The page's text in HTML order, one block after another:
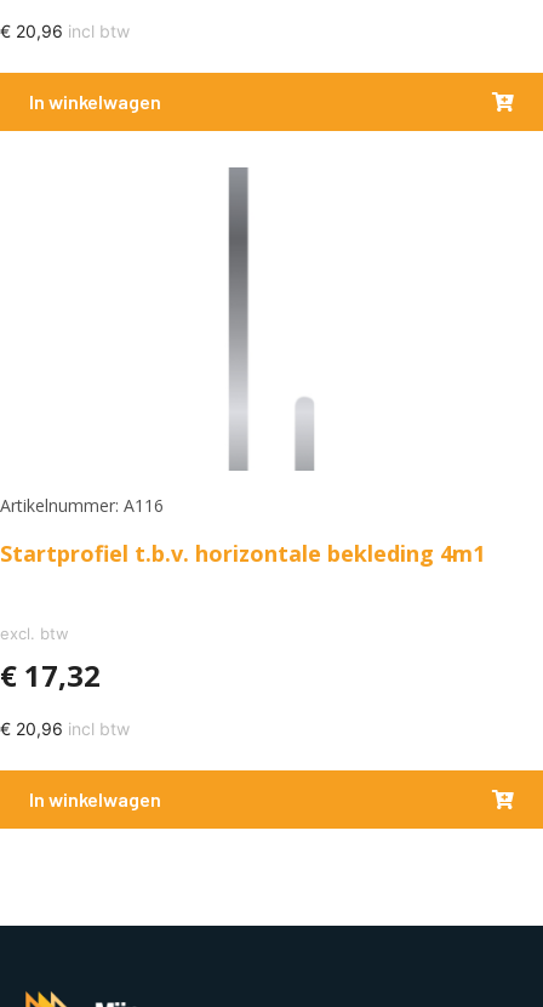
€ 20,96 incl btw
In winkelwagen
Artikelnummer: A116
Startprofiel t.b.v. horizontale bekleding 4m1
excl. btw
€ 17,32
€ 20,96 incl btw
In winkelwagen